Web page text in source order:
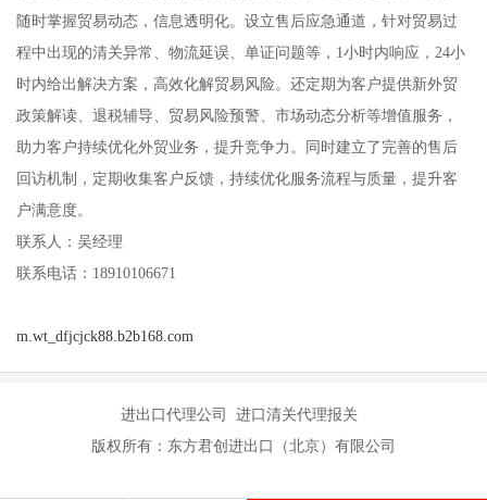
随时掌握贸易动态，信息透明化。设立售后应急通道，针对贸易过
程中出现的清关异常、物流延误、单证问题等，1小时内响应，24小
时内给出解决方案，高效化解贸易风险。还定期为客户提供新外贸
政策解读、退税辅导、贸易风险预警、市场动态分析等增值服务，
助力客户持续优化外贸业务，提升竞争力。同时建立了完善的售后
回访机制，定期收集客户反馈，持续优化服务流程与质量，提升客
户满意度。
联系人：吴经理
联系电话：18910106671
m.wt_dfjcjck88.b2b168.com
进出口代理公司 进口清关代理报关
版权所有：东方君创进出口（北京）有限公司